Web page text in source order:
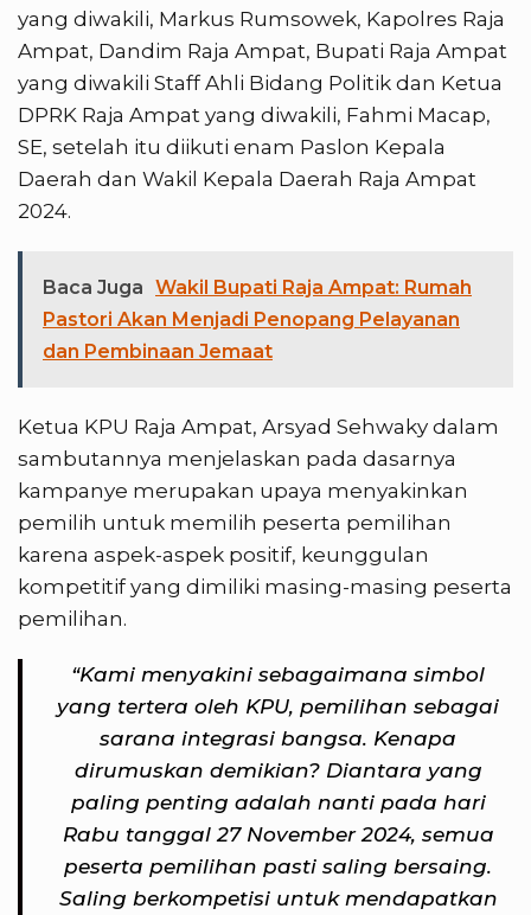
yang diwakili, Markus Rumsowek, Kapolres Raja
Ampat, Dandim Raja Ampat, Bupati Raja Ampat
yang diwakili Staff Ahli Bidang Politik dan Ketua
DPRK Raja Ampat yang diwakili, Fahmi Macap,
SE, setelah itu diikuti enam Paslon Kepala
Daerah dan Wakil Kepala Daerah Raja Ampat
2024.
Baca Juga Wakil Bupati Raja Ampat: Rumah
Pastori Akan Menjadi Penopang Pelayanan
dan Pembinaan Jemaat
Ketua KPU Raja Ampat, Arsyad Sehwaky dalam
sambutannya menjelaskan pada dasarnya
kampanye merupakan upaya menyakinkan
pemilih untuk memilih peserta pemilihan
karena aspek-aspek positif, keunggulan
kompetitif yang dimiliki masing-masing peserta
pemilihan.
“Kami menyakini sebagaimana simbol
yang tertera oleh KPU, pemilihan sebagai
sarana integrasi bangsa. Kenapa
dirumuskan demikian? Diantara yang
paling penting adalah nanti pada hari
Rabu tanggal 27 November 2024, semua
peserta pemilihan pasti saling bersaing.
Saling berkompetisi untuk mendapatkan